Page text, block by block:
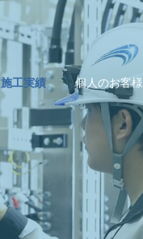
施工実績 個人のお客様